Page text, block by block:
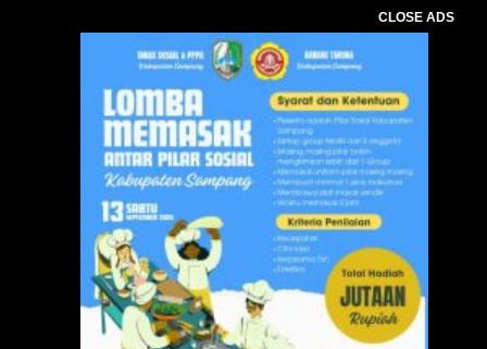
CLOSE ADS